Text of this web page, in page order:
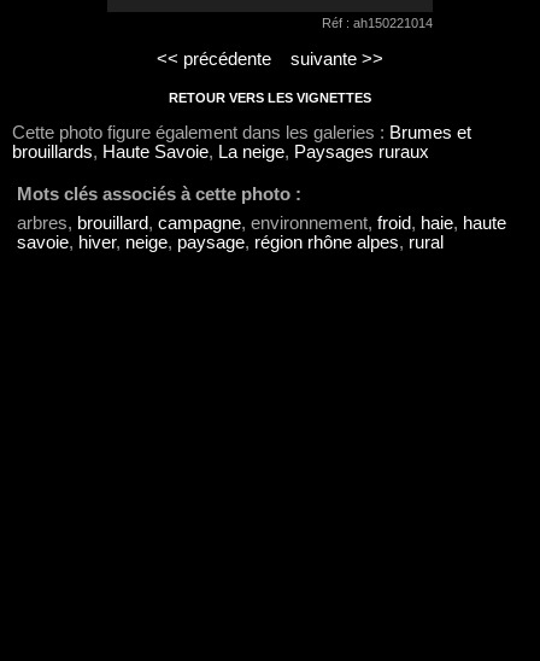
Réf : ah150221014
<< précédente suivante >>
RETOUR VERS LES VIGNETTES
Cette photo figure également dans les galeries : Brumes et
brouillards, Haute Savoie, La neige, Paysages ruraux
Mots clés associés à cette photo :
arbres, brouillard, campagne, environnement, froid, haie, haute
savoie, hiver, neige, paysage, région rhône alpes, rural